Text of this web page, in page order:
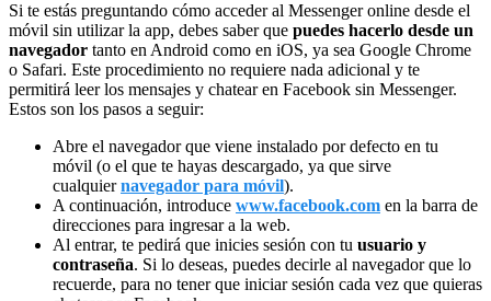
Si te estás preguntando cómo acceder al Messenger online desde el
móvil sin utilizar la app, debes saber que puedes hacerlo desde un
navegador tanto en Android como en iOS, ya sea Google Chrome
o Safari. Este procedimiento no requiere nada adicional y te
permitirá leer los mensajes y chatear en Facebook sin Messenger.
Estos son los pasos a seguir:
Abre el navegador que viene instalado por defecto en tu
móvil (o el que te hayas descargado, ya que sirve
cualquiernavegador para móvil).
A continuación, introduce www.facebook.com en la barra de
direcciones para ingresar a la web.
Al entrar, te pedirá que inicies sesión con tu usuario y
contraseña. Si lo deseas, puedes decirle al navegador que lo
recuerde, para no tener que iniciar sesión cada vez que quieras